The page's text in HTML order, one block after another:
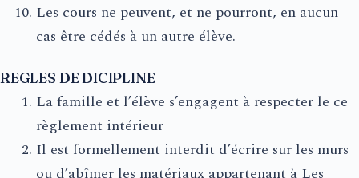
Les cours ne peuvent, et ne pourront, en aucun
cas être cédés à un autre élève.
REGLES DE DICIPLINE
La famille et l’élève s’engagent à respecter le ce
règlement intérieur
Il est formellement interdit d’écrire sur les murs
ou d’abîmer les matériaux appartenant à Les